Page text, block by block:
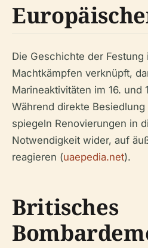
Die Geschichte der Festung
Machtkämpfen verknüpft,
Marineaktivitäten im 16. und
Während direkte
spiegeln Renovierungen in
Notwendigkeit wider, auf
reagieren (uaepedia.net).
Britisches